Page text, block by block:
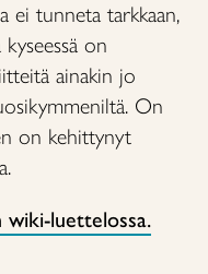
ei tunneta tarkkaan,
on
ainakin jo
On
on kehittynyt
wiki-luettelossa.